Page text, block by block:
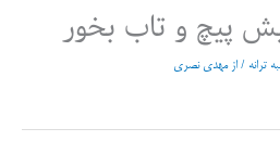
پیچ و تاب بخور
ترانه / از مهدی نصری